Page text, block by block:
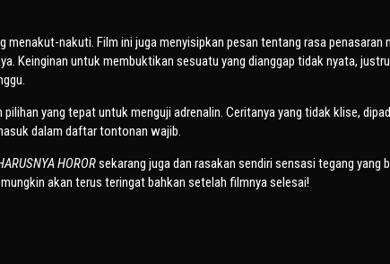
menakut-nakuti. Film ini juga menyisipkan pesan tentang rasa penasaran
Keinginan untuk membuktikan sesuatu yang dianggap tidak nyata, justru
pilihan yang tepat untuk menguji adrenalin. Ceritanya yang tidak klise,
dalam daftar tontonan wajib.
HORORsekarang juga dan rasakan sendiri sensasi tegang yang
akan terus teringat bahkan setelah filmnya selesai!